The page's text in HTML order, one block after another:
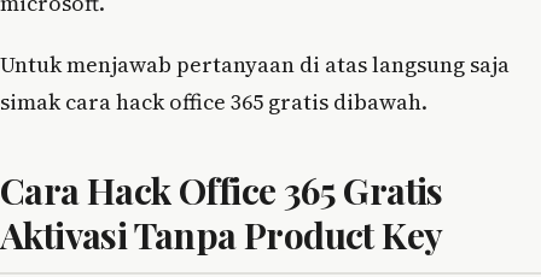
Untuk menjawab pertanyaan di atas langsung saja
simak cara hack office 365 gratis dibawah.
Cara Hack Office 365 Gratis
Aktivasi Tanpa Product Key